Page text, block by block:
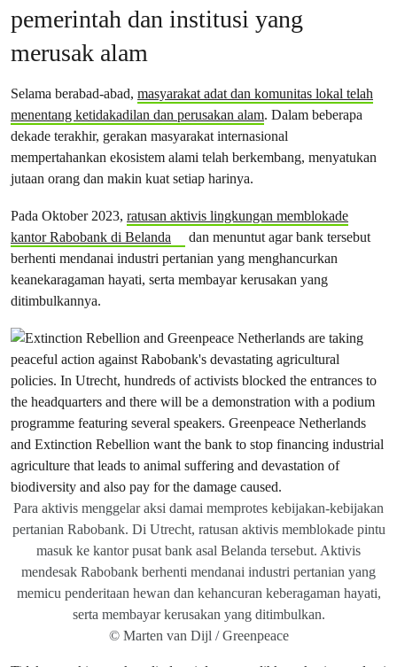
pemerintah dan institusi yang
merusak alam
Selama berabad-abad, masyarakat adat dan komunitas lokal telah
menentang ketidakadilan dan perusakan alam. Dalam beberapa
dekade terakhir, gerakan masyarakat internasional
mempertahankan ekosistem alami telah berkembang, menyatukan
jutaan orang dan makin kuat setiap harinya.
Pada Oktober 2023, ratusan aktivis lingkungan memblokade
kantor Rabobank di Belanda
dan menuntut agar bank tersebut
berhenti mendanai industri pertanian yang menghancurkan
keanekaragaman hayati, serta membayar kerusakan yang
ditimbulkannya.
Para aktivis menggelar aksi damai memprotes kebijakan-kebijakan
pertanian Rabobank. Di Utrecht, ratusan aktivis memblokade pintu
masuk ke kantor pusat bank asal Belanda tersebut. Aktivis
mendesak Rabobank berhenti mendanai industri pertanian yang
memicu penderitaan hewan dan kehancuran keberagaman hayati,
serta membayar kerusakan yang ditimbulkan.
© Marten van Dijl / Greenpeace